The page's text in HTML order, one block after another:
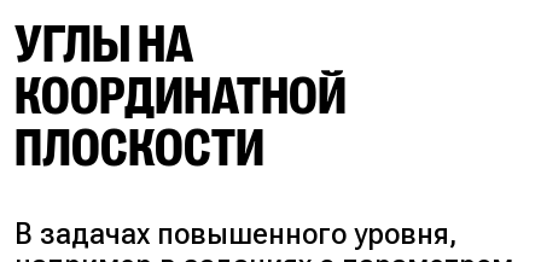
УГЛЫ НА
КООРДИНАТНОЙ
ПЛОСКОСТИ
В задачах повышенного уровня,